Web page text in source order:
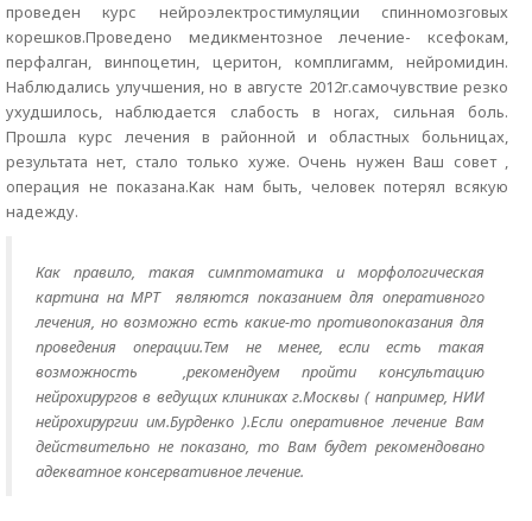
проведен курс нейроэлектростимуляции спинномозговых
корешков.Проведено медикментозное лечение- ксефокам,
перфалган, винпоцетин, церитон, комплигамм, нейромидин.
Наблюдались улучшения, но в августе 2012г.самочувствие резко
ухудшилось, наблюдается слабость в ногах, сильная боль.
Прошла курс лечения в районной и областных больницах,
результата нет, стало только хуже. Очень нужен Ваш совет ,
операция не показана.Как нам быть, человек потерял всякую
надежду.
Как правило, такая симптоматика и морфологическая
картина на МРТ являются показанием для оперативного
лечения, но возможно есть какие-то противопоказания для
проведения операции.Тем не менее, если есть такая
возможность ,рекомендуем пройти консультацию
нейрохирургов в ведущих клиниках г.Москвы ( например, НИИ
нейрохирургии им.Бурденко ).Если оперативное лечение Вам
действительно не показано, то Вам будет рекомендовано
адекватное консервативное лечение.